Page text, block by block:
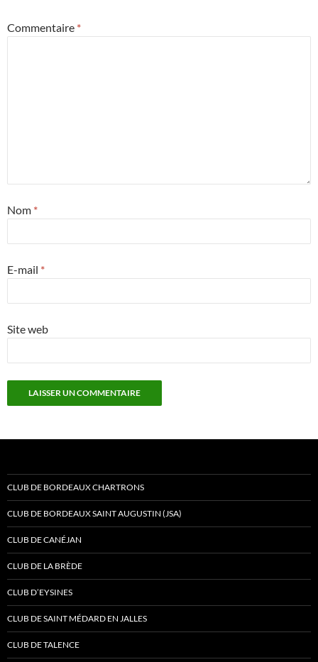
Commentaire *
Nom *
E-mail *
Site web
CLUB DE BORDEAUX CHARTRONS
CLUB DE BORDEAUX SAINT AUGUSTIN (JSA)
CLUB DE CANÉJAN
CLUB DE LA BRÈDE
CLUB D’EYSINES
CLUB DE SAINT MÉDARD EN JALLES
CLUB DE TALENCE